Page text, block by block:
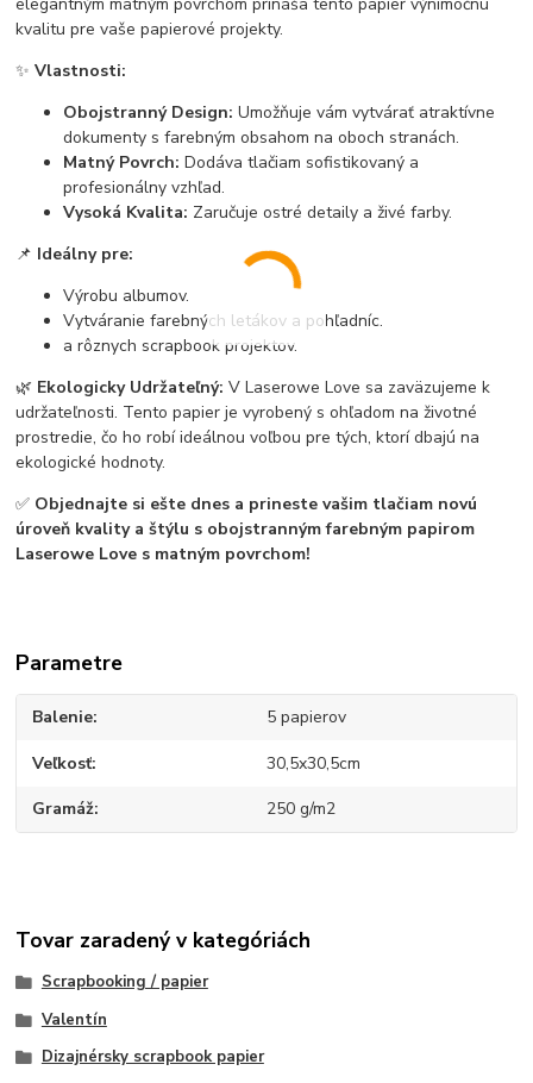
elegantným matným povrchom prináša tento papier výnimočnú
kvalitu pre vaše papierové projekty.
✨Vlastnosti:
Obojstranný Design: Umožňuje vám vytvárať atraktívne
dokumenty s farebným obsahom na oboch stranách.
Matný Povrch: Dodáva tlačiam sofistikovaný a
profesionálny vzhľad.
Vysoká Kvalita: Zaručuje ostré detaily a živé farby.
📌 Ideálny pre:
Výrobu albumov.
Vytváranie farebných letákov a pohľadníc.
a rôznych scrapbook projektov.
🌿 Ekologicky Udržateľný: V Laserowe Love sa zaväzujeme k
udržateľnosti. Tento papier je vyrobený s ohľadom na životné
prostredie, čo ho robí ideálnou voľbou pre tých, ktorí dbajú na
ekologické hodnoty.
✅ Objednajte si ešte dnes a prineste vašim tlačiam novú
úroveň kvality a štýlu s obojstranným farebným papirom
Laserowe Love s matným povrchom!
Parametre
Balenie 5 papierov
Veľkosť 30,5x30,5cm
Gramáž 250 g/m2
Tovar zaradený v kategóriách
Scrapbooking / papier
Valentín
Dizajnérsky scrapbook papier